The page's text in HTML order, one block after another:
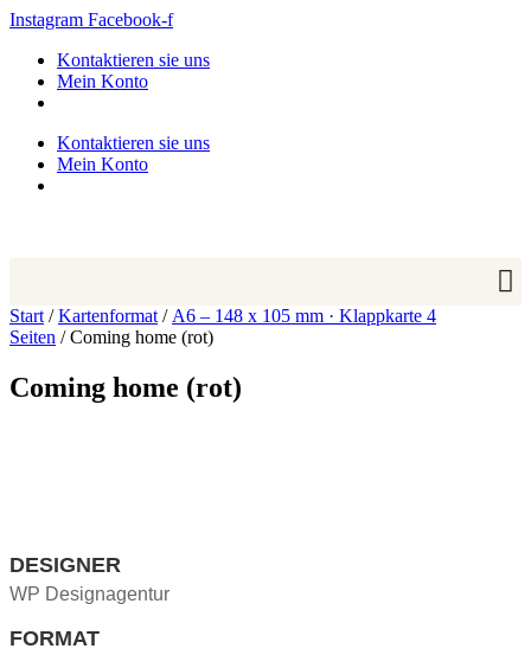
Zum
springen
Instagram Facebook-f
Kontaktieren sie uns
Mein Konto
Kontaktieren sie uns
Mein Konto
Start /Kartenformat / A6 – 148 x 105 mm · Klappkarte 4
Seiten / Coming home (rot)
Coming home (rot)
DESIGNER
WP Designagentur
FORMAT